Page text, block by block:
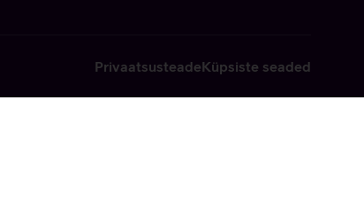
PrivaatsusteadeKüpsiste seaded